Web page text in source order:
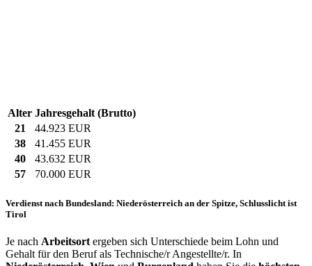
Alter Jahresgehalt (Brutto)
21
44.923 EUR
38
41.455 EUR
40
43.632 EUR
57
70.000 EUR
Verdienst nach Bundesland: Niederösterreich an der Spitze, Schlusslicht ist
Tirol
Je nach Arbeitsort ergeben sich Unterschiede beim Lohn und
Gehalt für den Beruf als Technische/r Angestellte/r. In